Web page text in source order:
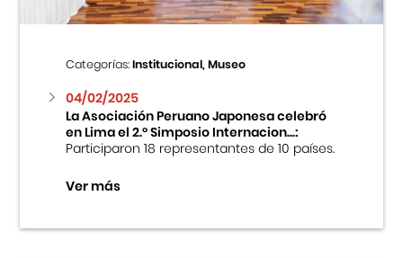
Categorías:Institucional, Museo
04/02/2025
La Asociación Peruano Japonesa celebró
en Lima el 2.º Simposio Internacion...:
Participaron 18 representantes de 10 países.
Ver más